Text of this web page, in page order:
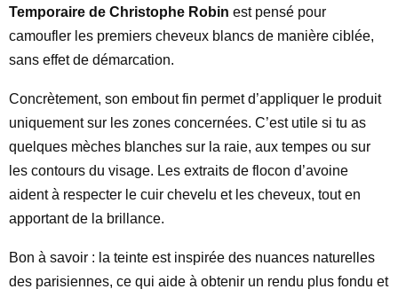
Temporaire de Christophe Robin est pensé pour
camoufler les premiers cheveux blancs de manière ciblée,
sans effet de démarcation.
Concrètement, son embout fin permet d’appliquer le produit
uniquement sur les zones concernées. C’est utile si tu as
quelques mèches blanches sur la raie, aux tempes ou sur
les contours du visage. Les extraits de flocon d’avoine
aident à respecter le cuir chevelu et les cheveux, tout en
apportant de la brillance.
Bon à savoir : la teinte est inspirée des nuances naturelles
des parisiennes, ce qui aide à obtenir un rendu plus fondu et